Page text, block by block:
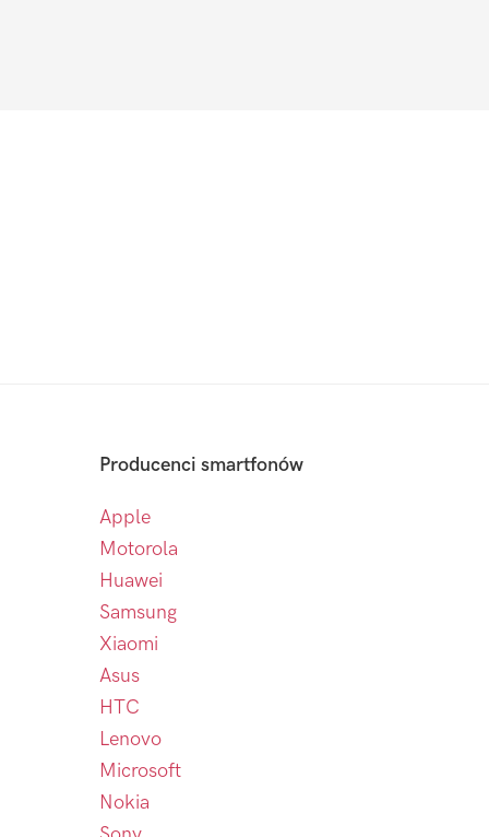
Producenci smartfonów
Apple
Motorola
Huawei
Samsung
Xiaomi
Asus
HTC
Lenovo
Microsoft
Nokia